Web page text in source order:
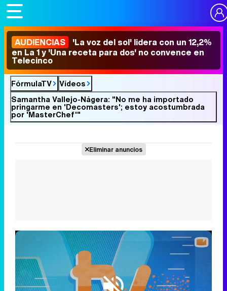
AUDIENCIAS 'La voz del sol' lidera con un 12,2%
en La 1 y 'Una receta para dos' no convence en
Telecinco
FórmulaTV
Vídeos
Samantha Vallejo-Nágera: "No me ha importado
pringarme en 'Decomasters'; estoy acostumbrada
por 'MasterChef'"
Eliminar anuncios